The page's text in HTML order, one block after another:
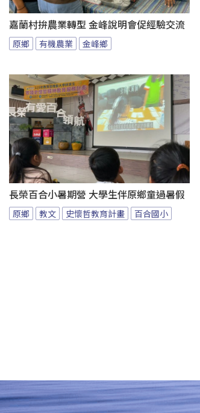
嘉蘭村拚農業轉型 金峰說明會促經驗交流
原鄉 有機農業 金峰鄉
長榮百合小暑期營 大學生伴原鄉童過暑假
原鄉 教文 史懷哲教育計畫 百合國小